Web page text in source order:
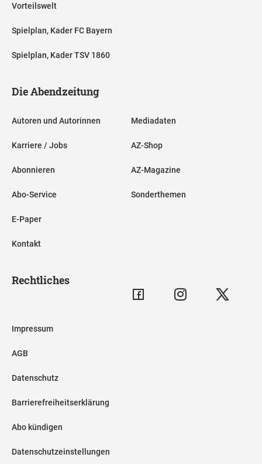
Vorteilswelt
Spielplan, Kader FC Bayern
Spielplan, Kader TSV 1860
Die Abendzeitung
Autoren und Autorinnen
Karriere / Jobs
Abonnieren
Abo-Service
E-Paper
Kontakt
Mediadaten
AZ-Shop
AZ-Magazine
Sonderthemen
Rechtliches
Impressum
AGB
Datenschutz
Barrierefreiheitserklärung
Abo kündigen
Datenschutzeinstellungen